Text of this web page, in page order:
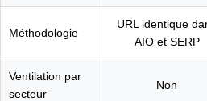
Méthodologie
URL identique
AIO et SERP
Ventilation par
secteur
Non